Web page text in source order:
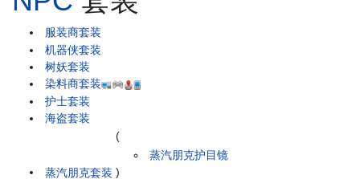
服装商套装
机器侠套装
树妖套装
染料商套装
护士套装
海盗套装
蒸汽朋克套装
(
蒸汽朋克护目镜
)